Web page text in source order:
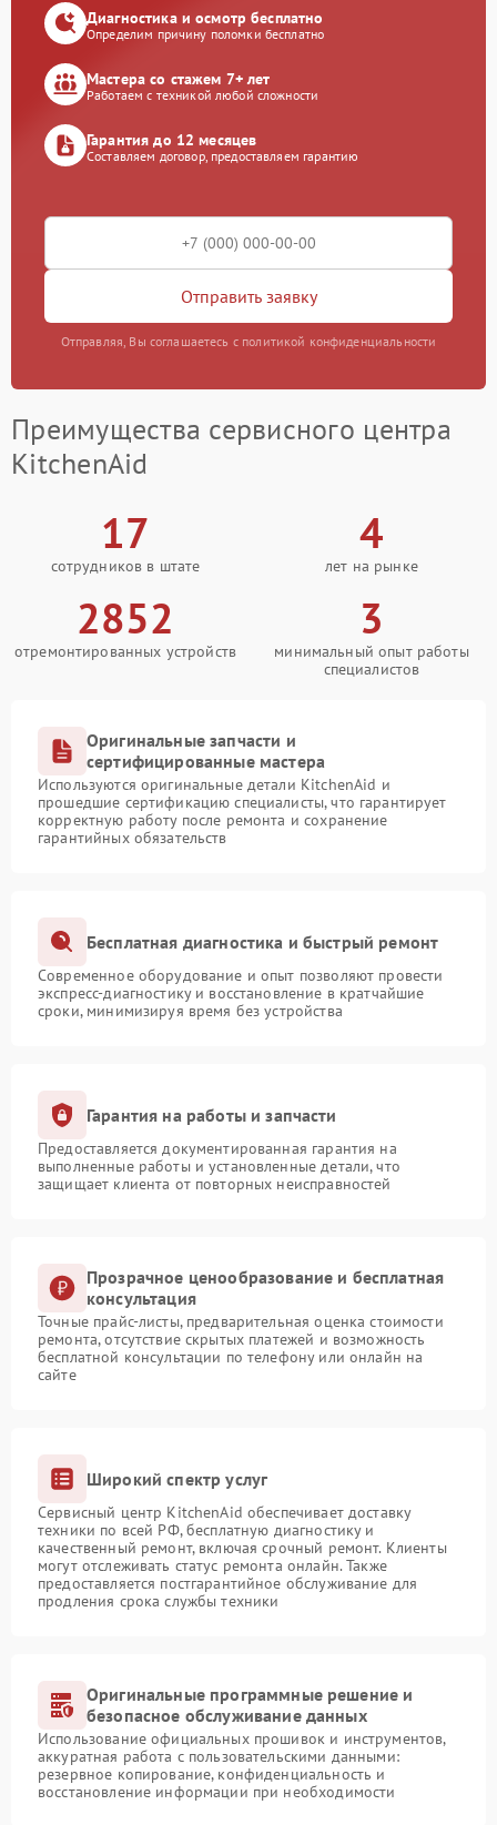
Диагностика и осмотр бесплатно
Определим причину поломки бесплатно
Мастера со стажем 7+ лет
Работаем с техникой любой сложности
Гарантия до 12 месяцев
Составляем договор, предоставляем гарантию
Отправить заявку
Отправляя, Вы соглашаетесь с политикой конфиденциальности
Преимущества сервисного центра
KitchenAid
17
сотрудников в штате
4
лет на рынке
2852
отремонтированных устройств
3
минимальный опыт работы
специалистов
Оригинальные запчасти и
сертифицированные мастера
Используются оригинальные детали KitchenAid и
прошедшие сертификацию специалисты, что гарантирует
корректную работу после ремонта и сохранение
гарантийных обязательств
Бесплатная диагностика и быстрый ремонт
Современное оборудование и опыт позволяют провести
экспресс-диагностику и восстановление в кратчайшие
сроки, минимизируя время без устройства
Гарантия на работы и запчасти
Предоставляется документированная гарантия на
выполненные работы и установленные детали, что
защищает клиента от повторных неисправностей
Прозрачное ценообразование и бесплатная
консультация
Точные прайс-листы, предварительная оценка стоимости
ремонта, отсутствие скрытых платежей и возможность
бесплатной консультации по телефону или онлайн на
сайте
Широкий спектр услуг
Сервисный центр KitchenAid обеспечивает доставку
техники по всей РФ, бесплатную диагностику и
качественный ремонт, включая срочный ремонт. Клиенты
могут отслеживать статус ремонта онлайн. Также
предоставляется постгарантийное обслуживание для
продления срока службы техники
Оригинальные программные решение и
безопасное обслуживание данных
Использование официальных прошивок и инструментов,
аккуратная работа с пользовательскими данными:
резервное копирование, конфиденциальность и
восстановление информации при необходимости